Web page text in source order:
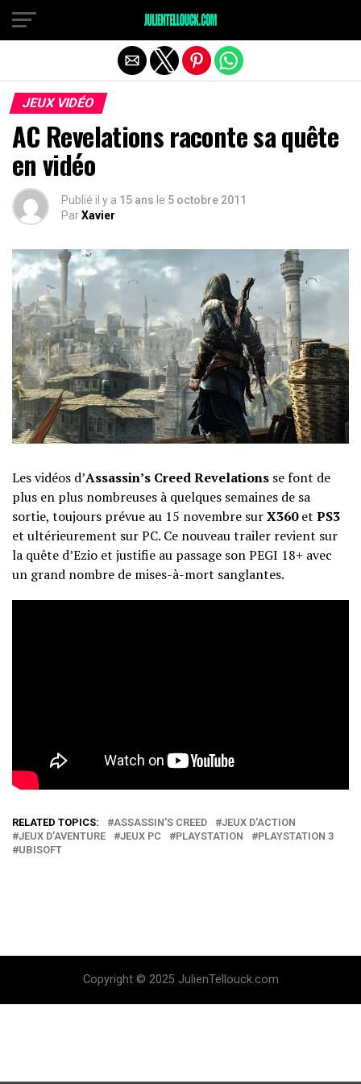
JEUX VIDÉO
AC Revelations raconte sa quête
en vidéo
Publié il y a 15 ans le 5 octobre 2011
ParXavier
Les vidéos d’Assassin’s Creed Revelations se font de
plus en plus nombreuses à quelques semaines de sa
sortie, toujours prévue au 15 novembre surX360et PS3
et ultérieurement sur PC. Ce nouveau trailer revient sur
la quête d’Ezio et justifie au passage son PEGI 18+ avec
un grand nombre de mises-à-mort sanglantes.
RELATED TOPICS: ASSASSIN'S CREED
JEUX D'ACTION
JEUX D’AVENTURE
JEUX PC PLAYSTATION
PLAYSTATION 3
UBISOFT
Copyright © 2025 JulienTellouck.com